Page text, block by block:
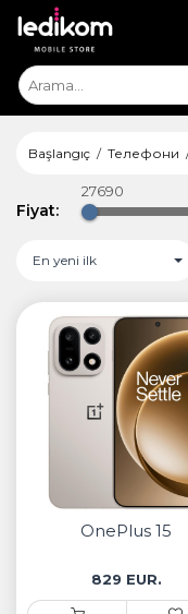
Başlangıç Телефони
Fiyat:
27690
En yeni ilk
OnePlus 15
829 EUR.
ТАБЛЕТИ
РЕМЕНИ ЗА